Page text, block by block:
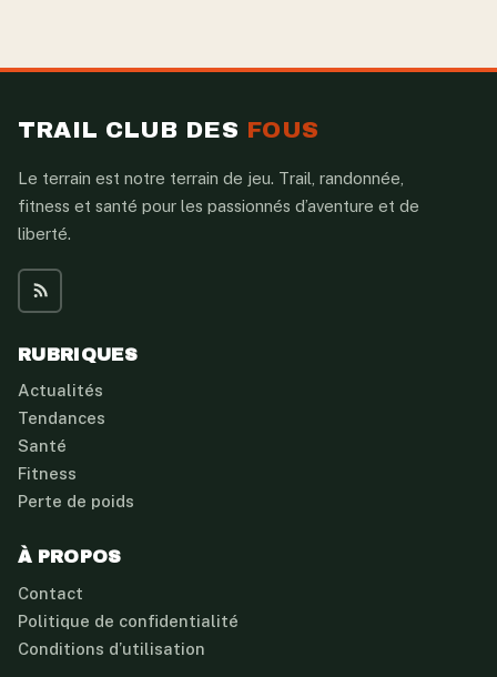
TRAIL CLUB DES FOUS
Le terrain est notre terrain de jeu. Trail, randonnée,
fitness et santé pour les passionnés d’aventure et de
liberté.
RUBRIQUES
Actualités
Tendances
Santé
Fitness
Perte de poids
À PROPOS
Contact
Politique de confidentialité
Conditions d’utilisation